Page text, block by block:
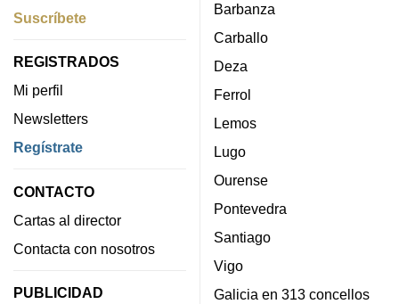
Suscríbete
REGISTRADOS
Mi perfil
Newsletters
Regístrate
CONTACTO
Cartas al director
Contacta con nosotros
PUBLICIDAD
Barbanza
Carballo
Deza
Ferrol
Lemos
Lugo
Ourense
Pontevedra
Santiago
Vigo
Galicia en 313 concellos